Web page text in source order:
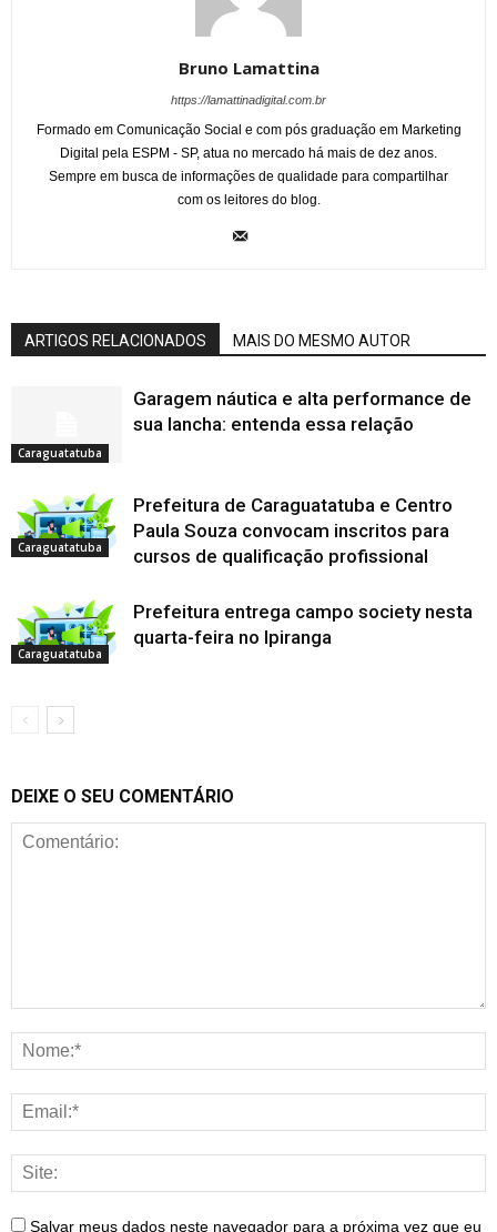
Bruno Lamattina
https://lamattinadigital.com.br
Formado em Comunicação Social e com pós graduação em Marketing
Digital pela ESPM - SP, atua no mercado há mais de dez anos.
Sempre em busca de informações de qualidade para compartilhar
com os leitores do blog.
ARTIGOS RELACIONADOS MAIS DO MESMO AUTOR
Caraguatatuba
Garagem náutica e alta performance de
sua lancha: entenda essa relação
Caraguatatuba
Prefeitura de Caraguatatuba e Centro
Paula Souza convocam inscritos para
cursos de qualificação profissional
Caraguatatuba
Prefeitura entrega campo society nesta
quarta-feira no Ipiranga
DEIXE O SEU COMENTÁRIO
Salvar meus dados neste navegador para a próxima vez que eu